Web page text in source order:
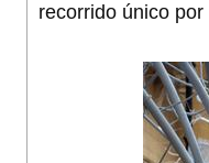
recorrido único